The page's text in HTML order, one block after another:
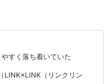
すく落ち着いていた
LINK×LINK（リンクリン